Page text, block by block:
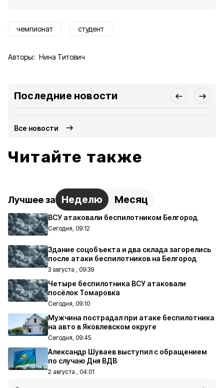
чемпионат студент
Авторы: Нина Титович
Последние новости
Все новости
Читайте также
Лучшее за Неделю Месяц
ВСУ атаковали беспилотником Белгород
Сегодня, 09:12
Здание соцобъекта и два склада загорелись
после атаки беспилотников на Белгород
3 августа , 09:39
Четыре беспилотника ВСУ атаковали
посёлок Томаровка
Сегодня, 09:10
Мужчина пострадал при атаке беспилотника
на авто в Яковлевском округе
Сегодня, 09:45
Александр Шуваев выступил с обращением
по случаю Дня ВДВ
2 августа , 04:01